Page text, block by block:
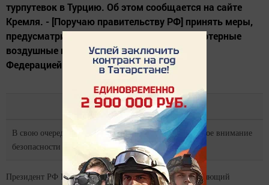
турпутевок в Турцию. Об этом сообщается на сайте
Кремля. - [Поручаю правительству РФ] принять меры,
предусматривающие отмену запрета на чартерные
воздушные перевозки между Российской
Федерацией...
В свою очередь Ростуризм сообщает, что уделит особое внимание
безопасности российских туристов в Турции
Президент РФ Владимир Путин подписал указ, отменяющий